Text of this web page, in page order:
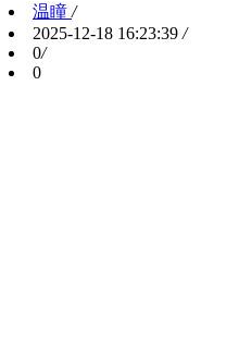
温瞳 /
2025-12-18 16:23:39 /
0/
0